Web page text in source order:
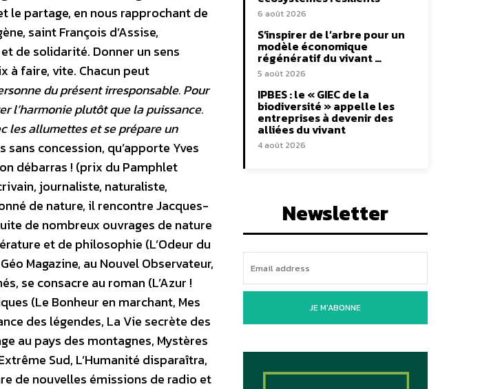
le partage, en nous rapprochant de
saint François d’Assise,
de solidarité. Donner un sens
à faire, vite. Chacun peut
du présent irresponsable. Pour
l’harmonie plutôt que la puissance.
les allumettes et se prépare un
concession, qu’apporte Yves
débarras ! (prix du Pamphlet
journaliste, naturaliste,
de nature, il rencontre Jacques-
de nombreux ouvrages de nature
et de philosophie (L’Odeur du
Magazine, au Nouvel Observateur,
se consacre au roman (L’Azur !
(Le Bonheur en marchant, Mes
des légendes, La Vie secrète des
au pays des montagnes, Mystères
Sud, L’Humanité disparaîtra,
de nouvelles émissions de radio et
6 août 2026
S’inspirer de l’arbre pour un
modèle économique
régénératif du vivant …
5 août 2026
IPBES : le « GIEC de la
biodiversité » appelle les
entreprises à devenir des
alliées du vivant
4 août 2026
Newsletter
JE M'ABONNE